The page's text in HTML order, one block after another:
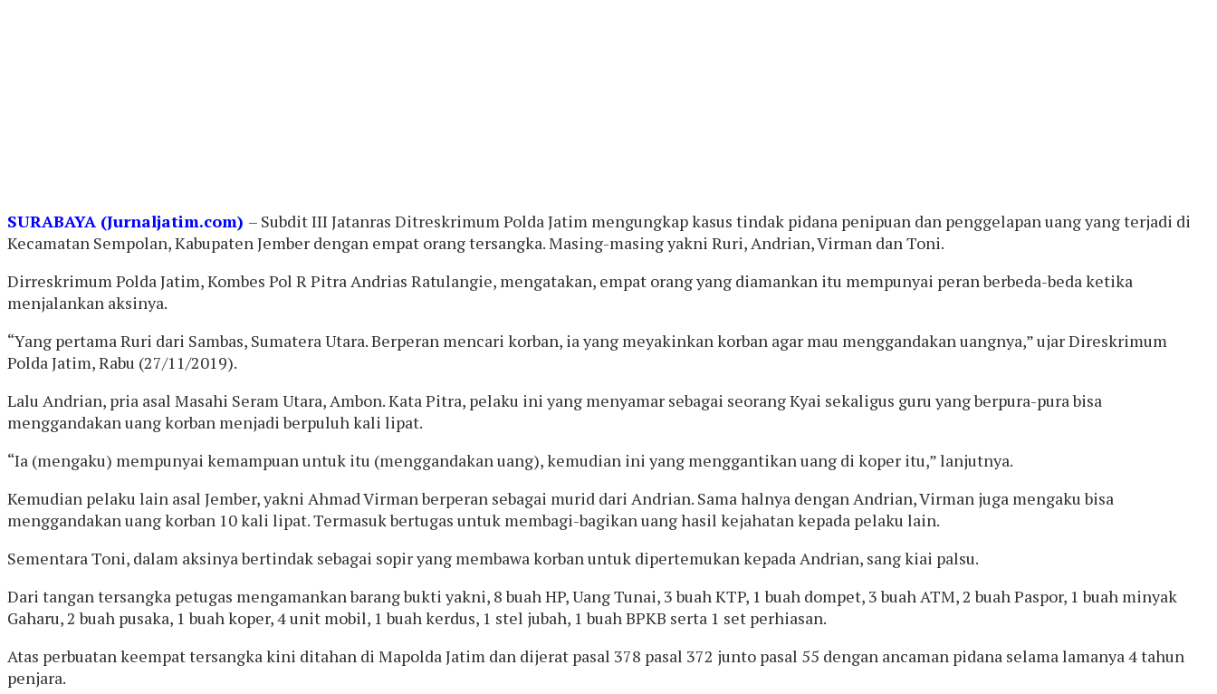
SURABAYA (Jurnaljatim.com) – Subdit III Jatanras Ditreskrimum Polda Jatim mengungkap kasus tindak pidana penipuan dan penggelapan uang yang terjadi di
Kecamatan Sempolan, Kabupaten Jember dengan empat orang tersangka. Masing-masing yakni Ruri, Andrian, Virman dan Toni.
Dirreskrimum Polda Jatim, Kombes Pol R Pitra Andrias Ratulangie, mengatakan, empat orang yang diamankan itu mempunyai peran berbeda-beda ketika
menjalankan aksinya.
“Yang pertama Ruri dari Sambas, Sumatera Utara. Berperan mencari korban, ia yang meyakinkan korban agar mau menggandakan uangnya,” ujar Direskrimum
Polda Jatim, Rabu (27/11/2019).
Lalu Andrian, pria asal Masahi Seram Utara, Ambon. Kata Pitra, pelaku ini yang menyamar sebagai seorang Kyai sekaligus guru yang berpura-pura bisa
menggandakan uang korban menjadi berpuluh kali lipat.
“Ia (mengaku) mempunyai kemampuan untuk itu (menggandakan uang), kemudian ini yang menggantikan uang di koper itu,” lanjutnya.
Kemudian pelaku lain asal Jember, yakni Ahmad Virman berperan sebagai murid dari Andrian. Sama halnya dengan Andrian, Virman juga mengaku bisa
menggandakan uang korban 10 kali lipat. Termasuk bertugas untuk membagi-bagikan uang hasil kejahatan kepada pelaku lain.
Sementara Toni, dalam aksinya bertindak sebagai sopir yang membawa korban untuk dipertemukan kepada Andrian, sang kiai palsu.
Dari tangan tersangka petugas mengamankan barang bukti yakni, 8 buah HP, Uang Tunai, 3 buah KTP, 1 buah dompet, 3 buah ATM, 2 buah Paspor, 1 buah minyak
Gaharu, 2 buah pusaka, 1 buah koper, 4 unit mobil, 1 buah kerdus, 1 stel jubah, 1 buah BPKB serta 1 set perhiasan.
Atas perbuatan keempat tersangka kini ditahan di Mapolda Jatim dan dijerat pasal 378 pasal 372 junto pasal 55 dengan ancaman pidana selama lamanya 4 tahun
penjara.